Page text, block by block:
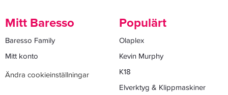
Mitt Baresso
Baresso Family
Mitt konto
Ändra cookieinställningar
Populärt
Olaplex
Kevin Murphy
K18
Elverktyg & Klippmaskiner